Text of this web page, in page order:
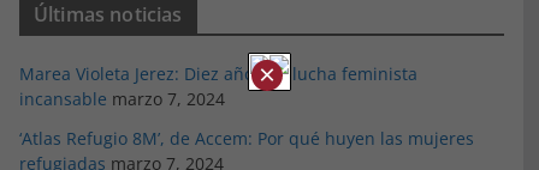
Últimas noticias
Marea Violeta Jerez: Diez años de lucha feminista
incansable marzo 7, 2024
‘Atlas Refugio 8M’, de Accem: Por qué huyen las mujeres
refugiadas marzo 7, 2024
×